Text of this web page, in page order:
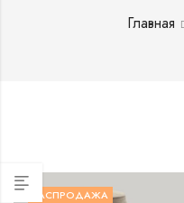
Главная
РАСПРОДАЖА